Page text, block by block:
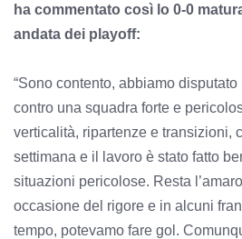
ha commentato così lo 0-0
andata dei playoff:
“Sono contento, abbiamo disputato
contro una squadra forte e
verticalità, ripartenze e transizioni,
settimana e il lavoro è stato fatto
situazioni pericolose. Resta
occasione del rigore e in alcuni
tempo, potevamo fare gol.